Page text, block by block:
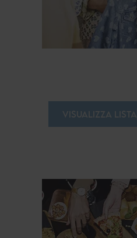
VISUALIZZA LISTA